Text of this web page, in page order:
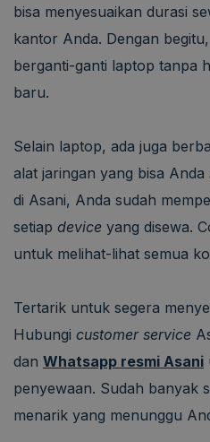
bisa menyesuaikan durasi
kantor Anda. Dengan
berganti-ganti laptop tanpa
baru.
Selain laptop, ada juga
alat jaringan yang bisa
di Asani, Anda sudah
setiap device yang disewa.
untuk melihat-lihat semua
Tertarik untuk segera
Hubungi customer service
dan Whatsapp resmi Asani
penyewaan. Sudah banyak
menarik yang menunggu